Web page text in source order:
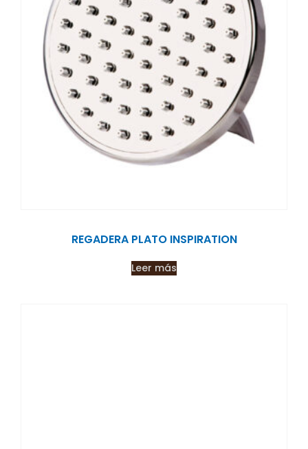
REGADERA PLATO INSPIRATION
Leer más